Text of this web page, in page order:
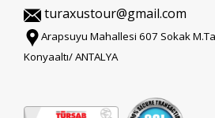
turaxustour@gmail.com
Arapsuyu Mahallesi 607 Sokak
Konyaaltı/ ANTALYA